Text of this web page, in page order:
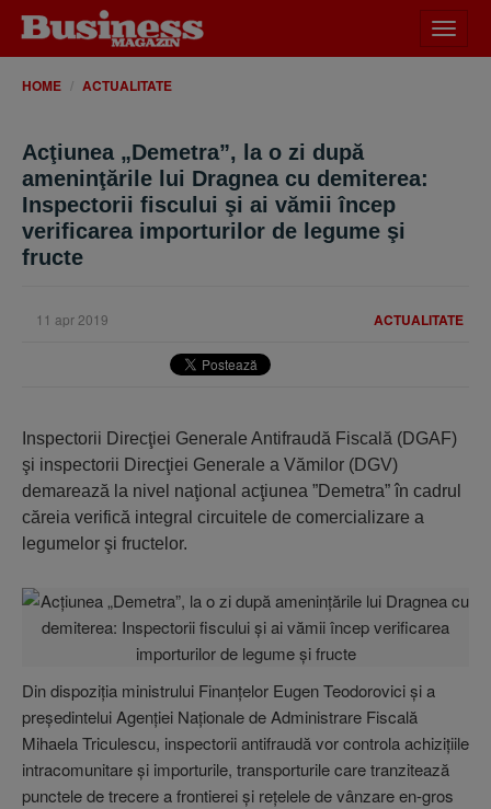
meniu
HOME ACTUALITATE
Acţiunea „Demetra”, la o zi după
ameninţările lui Dragnea cu demiterea:
Inspectorii fiscului şi ai vămii încep
verificarea importurilor de legume şi
fructe
ACTUALITATE
11 apr 2019
Inspectorii Direcţiei Generale Antifraudă Fiscală (DGAF)
şi inspectorii Direcţiei Generale a Vămilor (DGV)
demarează la nivel naţional acţiunea ”Demetra” în cadrul
căreia verifică integral circuitele de comercializare a
legumelor şi fructelor.
Din dispoziţia ministrului Finanţelor Eugen Teodorovici şi a
preşedintelui Agenţiei Naţionale de Administrare Fiscală
Mihaela Triculescu, inspectorii antifraudă vor controla achiziţiile
intracomunitare şi importurile, transporturile care tranzitează
punctele de trecere a frontierei şi reţelele de vânzare en-gros